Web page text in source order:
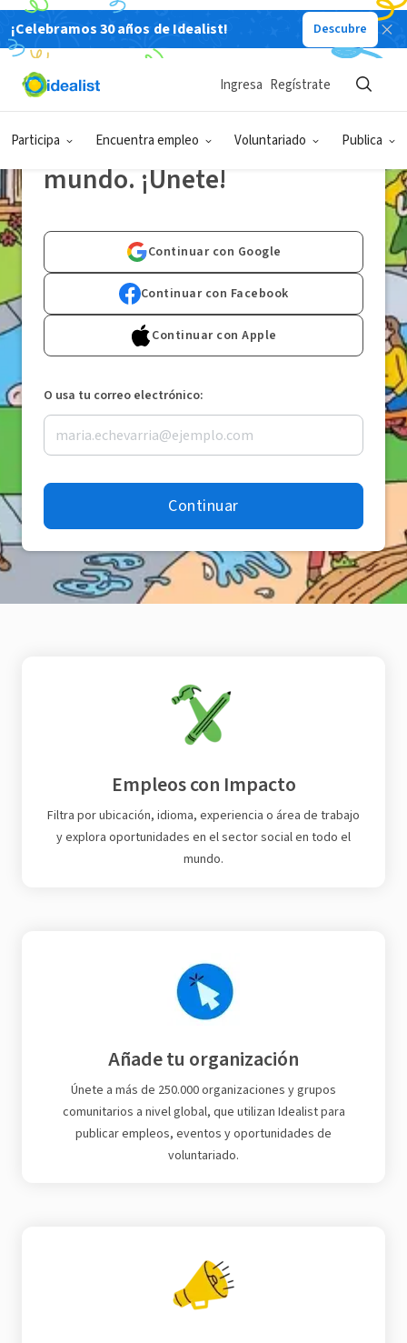
¡Celebramos 30 años de Idealist! Descubre
Participa Encuentra empleo Voluntariado Publica
Ingresa Regístrate
Te damos la bienvenida a la
comunidad de impacto
social más grande del
mundo. ¡Únete!
Continuar con Google
Continuar con Facebook
Continuar con Apple
O usa tu correo electrónico:
Continuar
Empleos con Impacto
Filtra por ubicación, idioma, experiencia o área de trabajo
y explora oportunidades en el sector social en todo el
mundo.
Añade tu organización
Únete a más de 250.000 organizaciones y grupos
comunitarios a nivel global, que utilizan Idealist para
publicar empleos, eventos y oportunidades de
voluntariado.